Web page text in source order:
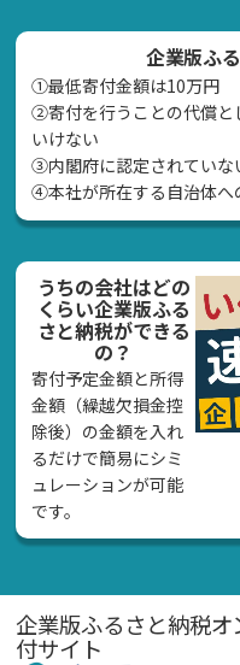
企業版ふ
①最低寄付金額は10万円
②寄付を行うことの代償と
いけない
➂内閣府に認定されていな
④本社が所在する自治体へ
うちの会社はどの
くらい企業版ふる
さと納税ができる
の？
寄付予定金額と所得
金額（繰越欠損金控
除後）の金額を入れ
るだけで簡易にシミ
ュレーションが可能
です。
企業版ふるさと納税
付サイト